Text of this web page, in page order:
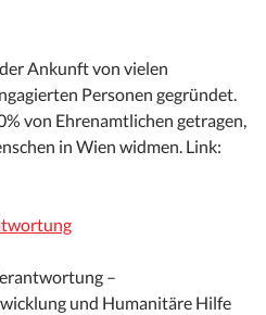
Ankunft von vielen
Personen gegründet.
von Ehrenamtlichen getragen,
in Wien widmen. Link:
–
und Humanitäre Hilfe